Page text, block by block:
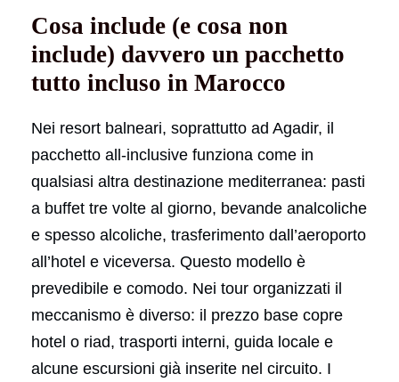
Cosa include (e cosa non
include) davvero un pacchetto
tutto incluso in Marocco
Nei resort balneari, soprattutto ad Agadir, il
pacchetto all-inclusive funziona come in
qualsiasi altra destinazione mediterranea: pasti
a buffet tre volte al giorno, bevande analcoliche
e spesso alcoliche, trasferimento dall’aeroporto
all’hotel e viceversa. Questo modello è
prevedibile e comodo. Nei tour organizzati il
meccanismo è diverso: il prezzo base copre
hotel o riad, trasporti interni, guida locale e
alcune escursioni già inserite nel circuito. I